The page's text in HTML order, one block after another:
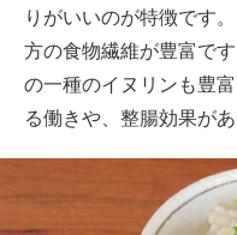
りがいいのが特徴です
方の食物繊維が豊富で
の一種のイヌリンも豊
る働きや、整腸効果が